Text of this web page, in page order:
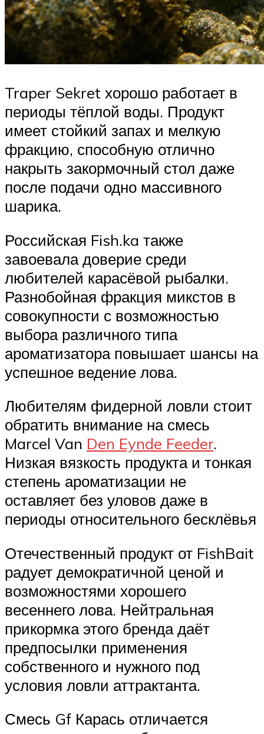
Traper Sekret хорошо работает в
периоды тёплой воды. Продукт
имеет стойкий запах и мелкую
фракцию, способную отлично
накрыть закормочный стол даже
после подачи одно массивного
шарика.
Российская Fish.ka также
завоевала доверие среди
любителей карасёвой рыбалки.
Разнобойная фракция микстов в
совокупности с возможностью
выбора различного типа
ароматизатора повышает шансы на
успешное ведение лова.
Любителям фидерной ловли стоит
обратить внимание на смесь
Marcel Van Den Eynde Feeder.
Низкая вязкость продукта и тонкая
степень ароматизации не
оставляет без уловов даже в
периоды относительного бесклёвья
Отечественный продукт от FishBait
радует демократичной ценой и
возможностями хорошего
весеннего лова. Нейтральная
прикормка этого бренда даёт
предпосылки применения
собственного и нужного под
условия ловли аттрактанта.
Смесь Gf Карась отличается